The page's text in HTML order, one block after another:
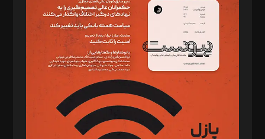
دبیر تحریریه: میثم قاسمی
د‌بیر ناداستان: سمانه سمیع
د‌بیر خدمت و تجارت: ابوالفضل رجبی
د‌بیر حقوق فناوری: حسام‌الدین ایپکچی
د‌بیر پیوست جهان: مینا پاکدل
د‌بیر تحریریه آنلاین: بابک نقاش
تحریریه‌: مجتبی محمود‌ی، آرش برهمند، یسنا امان‌پور، سروش کرمیان،
مصطفی مسجدی آرانی، ابوالفضل رجبی، زهرا فکرانه، فائزه فتحی